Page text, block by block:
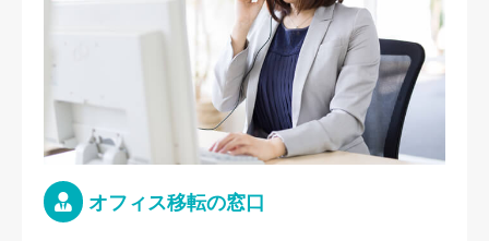
オフィス移転の窓口